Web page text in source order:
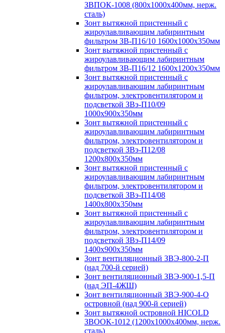
ЗВПОК-1008 (800х1000х400мм, нерж.
сталь)
Зонт вытяжной пристенный с
жироулавливающим лабиринтным
фильтром ЗВ-П16/10 1600х1000х350мм
Зонт вытяжной пристенный с
жироулавливающим лабиринтным
фильтром ЗВ-П16/12 1600х1200х350мм
Зонт вытяжной пристенный с
жироулавливающим лабиринтным
фильтром, электровентилятором и
подсветкой ЗВэ-П10/09
1000х900х350мм
Зонт вытяжной пристенный с
жироулавливающим лабиринтным
фильтром, электровентилятором и
подсветкой ЗВэ-П12/08
1200х800х350мм
Зонт вытяжной пристенный с
жироулавливающим лабиринтным
фильтром, электровентилятором и
подсветкой ЗВэ-П14/08
1400х800х350мм
Зонт вытяжной пристенный с
жироулавливающим лабиринтным
фильтром, электровентилятором и
подсветкой ЗВэ-П14/09
1400х900х350мм
Зонт вентиляционный ЗВЭ-800-2-П
(над 700-й серией)
Зонт вентиляционный ЗВЭ-900-1,5-П
(над ЭП-4ЖШ)
Зонт вентиляционный ЗВЭ-900-4-О
островной (над 900-й серией)
Зонт вытяжной островной HICOLD
ЗВООК-1012 (1200х1000х400мм, нерж.
сталь)